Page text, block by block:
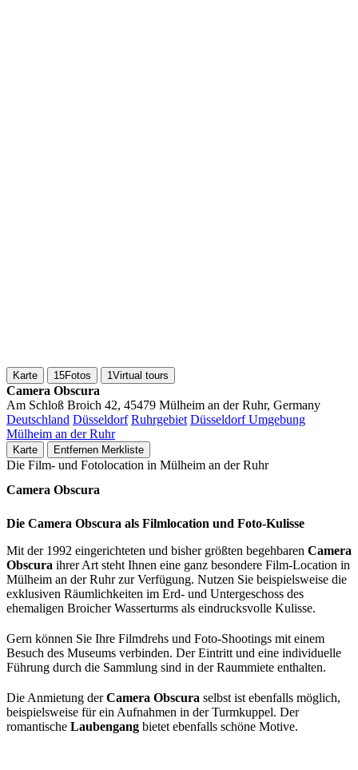
Karte 15Fotos 1Virtual tours
Camera Obscura
Am Schloß Broich 42, 45479 Mülheim an der Ruhr, Germany
Deutschland Düsseldorf Ruhrgebiet Düsseldorf Umgebung
Mülheim an der Ruhr
Karte Entfernen Merkliste
Die Film- und Fotolocation in Mülheim an der Ruhr
Camera Obscura
Die Camera Obscura als Filmlocation und Foto-Kulisse
Mit der 1992 eingerichteten und bisher größten begehbaren Camera
Obscura ihrer Art steht Ihnen eine ganz besondere Film-Location in
Mülheim an der Ruhr zur Verfügung. Nutzen Sie beispielsweise die
exklusiven Räumlichkeiten im Erd- und Untergeschoss des
ehemaligen Broicher Wasserturms als eindrucksvolle Kulisse.
Gern können Sie Ihre Filmdrehs und Foto-Shootings mit einem
Besuch des Museums verbinden. Der Eintritt und eine individuelle
Führung durch die Sammlung sind in der Raummiete enthalten.
Die Anmietung derCamera Obscura selbst ist ebenfalls möglich,
beispielsweise für ein Aufnahmen in der Turmkuppel. Der
romantische Laubengang bietet ebenfalls schöne Motive.